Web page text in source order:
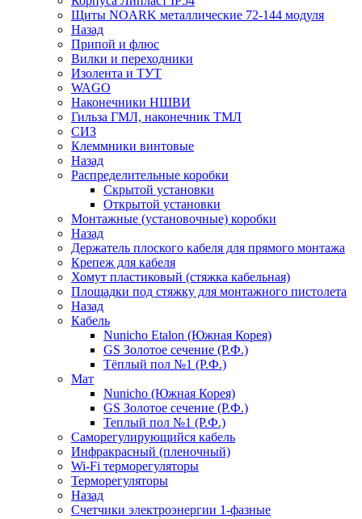
Щиты NOARK металлические 72-144 модуля
Назад
Припой и флюс
Вилки и переходники
Изолента и ТУТ
WAGO
Наконечники НШВИ
Гильза ГМЛ, наконечник ТМЛ
СИЗ
Клеммники винтовые
Назад
Распределительные коробки
Скрытой установки
Открытой установки
Монтажные (установочные) коробки
Назад
Держатель плоского кабеля для прямого монтажа
Крепеж для кабеля
Хомут пластиковый (стяжка кабельная)
Площадки под стяжку для монтажного пистолета
Назад
Кабель
Nunicho Etalon (Южная Корея)
GS Золотое сечение (Р.Ф.)
Тёплый пол №1 (Р.Ф.)
Мат
Nunicho (Южная Корея)
GS Золотое сечение (Р.Ф.)
Теплый пол №1 (Р.Ф.)
Саморегулирующийся кабель
Инфракрасный (пленочный)
Wi-Fi терморегуляторы
Терморегуляторы
Назад
Счетчики электроэнергии 1-фазные